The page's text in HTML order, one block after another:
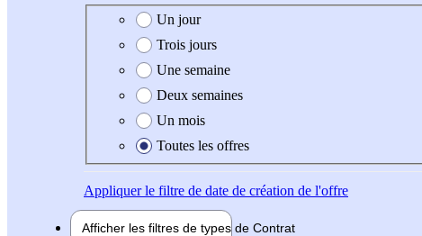
Date de création de l'offre
Un jour
Trois jours
Une semaine
Deux semaines
Un mois
Toutes les offres
Appliquerle filtre de date de création de l'offre
Afficher les filtres de types de Contrat